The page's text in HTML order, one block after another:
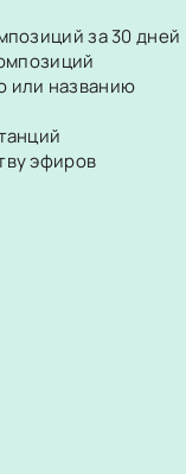
за 30 дней
или названию
эфиров